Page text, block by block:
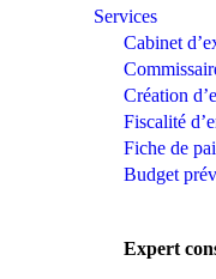
Services
Cabinet
Création
Fiscalité
Fiche de
Budget
Expert